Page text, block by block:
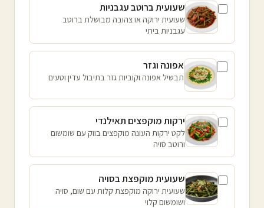
שעועית ברוטב עגבניות
שעועית ירוקה או צהובה מבושלת ברוטב
עגבניות ביתי
אפונה וגזר
תבשיל אפונה וקוביות גזר בתיבול עדין וטעים
ירקות מוקפצים תאילנדי
לקט ירקות העונה מוקפצים בווק עם שומשום
ורוטב סויה
שעועית מוקפצת בסויה
שעועית ירוקה מוקפצת קלות עם שום, סויה
ושומשום קלוי